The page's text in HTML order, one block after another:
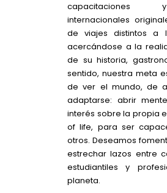
capacitaciones
internacionales
de viajes distintos a
acercándose a la
de su historia,
sentido, nuestra meta
de ver el mundo, de
adaptarse: abrir
interés sobre la propia
of life, para ser
otros. Deseamos
estrechar lazos entre
estudiantiles y
planeta.